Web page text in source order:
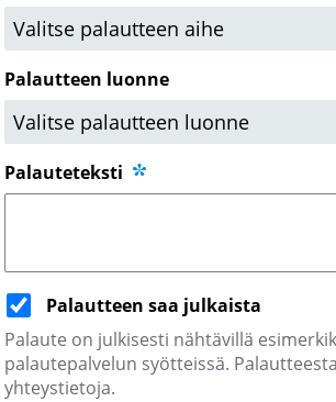
Palautteen luonne
Palauteteksti
Palautteen saa julkaista
Palaute on julkisesti nähtävillä
palautepalvelun syötteissä.
yhteystietoja.